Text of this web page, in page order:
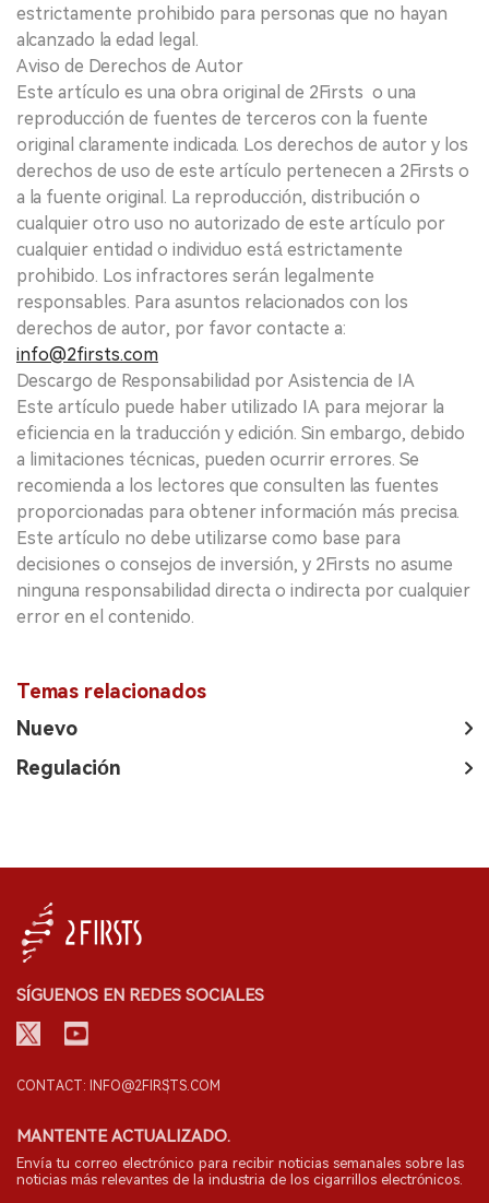
estrictamente prohibido para personas que no hayan
alcanzado la edad legal.
Aviso de Derechos de Autor
Este artículo es una obra original de 2Firsts o una
reproducción de fuentes de terceros con la fuente
original claramente indicada. Los derechos de autor y los
derechos de uso de este artículo pertenecen a 2Firsts o
a la fuente original. La reproducción, distribución o
cualquier otro uso no autorizado de este artículo por
cualquier entidad o individuo está estrictamente
prohibido. Los infractores serán legalmente
responsables. Para asuntos relacionados con los
derechos de autor, por favor contacte a:
info@2firsts.com
Descargo de Responsabilidad por Asistencia de IA
Este artículo puede haber utilizado IA para mejorar la
eficiencia en la traducción y edición. Sin embargo, debido
a limitaciones técnicas, pueden ocurrir errores. Se
recomienda a los lectores que consulten las fuentes
proporcionadas para obtener información más precisa.
Este artículo no debe utilizarse como base para
decisiones o consejos de inversión, y 2Firsts no asume
ninguna responsabilidad directa o indirecta por cualquier
error en el contenido.
Temas relacionados
Nuevo
Regulación
SÍGUENOS EN REDES SOCIALES
CONTACT: INFO@2FIRSTS.COM
MANTENTE ACTUALIZADO.
Envía tu correo electrónico para recibir noticias semanales sobre las
noticias más relevantes de la industria de los cigarrillos electrónicos.